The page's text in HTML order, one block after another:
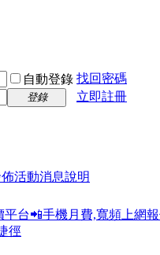
自動登錄 找回密碼
登錄
立即註冊
活動消息說明
平台📲手機月費,寬頻上網
徑